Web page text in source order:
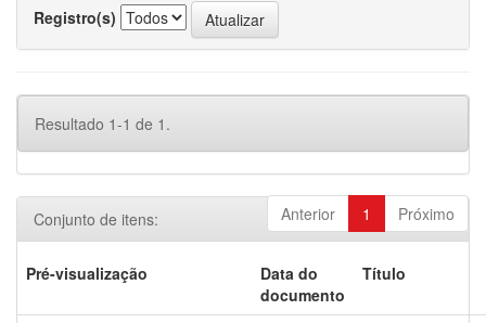
Registro(s)
Resultado 1-1 de 1.
Anterior 1 Próximo
Conjunto de itens:
Pré-visualização
Data do
documento
Título